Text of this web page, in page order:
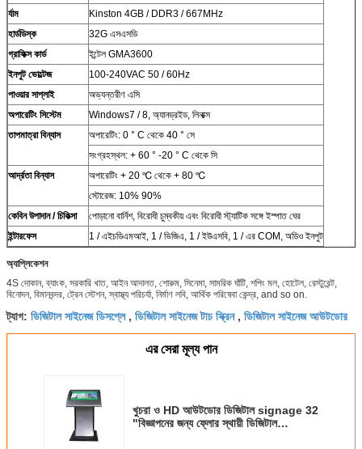
র্যাম
Kinston 4GB / DDR3 / 667MHz
হার্ডডিস্ক
32G এসএসডি
গ্রাফিক্স কার্ড
ইন্টেল GMA3600
ইনপুট ভোল্টেজ
100-240VAC 50 / 60Hz
পাওয়ার সাপ্লাই
অভ্যন্তরীণ এসি
অপারেটিং সিস্টেম
Windows7 / 8, অ্যানড্রইড, লিনাক্স
তাপমাত্রা বিন্যাস
অপারেটিং: 0 ° C থেকে 40 ° সে
সংগ্রহস্থল: + 60 ° -20 ° C থেকে সি
আর্দ্রতা বিন্যাস
অপারেটিং + 20 ℃ থেকে + 80 ℃
স্টোরেজ: 10% 90%
কেবিন উপাদান / চিকিত্সা
পোড়ানো বার্নিশ, বিরোধী চুম্বকীয় এবং বিরোধী স্ট্যাটিক সঙ্গে ইস্পাত ঘের
ইন্টারফেস
1 / এইচডিএমআই, 1 / ভিজিএ, 1 / ইউএসবি, 1 / এর COM, অডিও ইনপুট
অ্যাপ্লিকেশন
4S দোকান, ব্যাংক, সরকারি খাত, আইন আদালত, শোরুম, সিনেমা, সামরিক ঘাঁটি, শপিং মল, হোটেল, রেস্টুরেন্ট,
বিনোদন, বিমানবন্দর, ট্রেন স্টেশন, স্বাস্থ্য পরিচর্যা, নির্মাণ লবি, আর্থিক পরিষেবা কেন্দ্র, and so on.
ট্যাগ: ডিজিটাল সাইনেজ ডিসপ্লে, ডিজিটাল সাইনেজ টাচ স্ক্রিন, ডিজিটাল সাইনেজ আউটডোর
এর সেরা মূল্য পান
খুচরা ও HD আউটডোর ডিজিটাল signage 32
"বিজ্ঞাপনের জন্য ফ্লোর স্থায়ী ডিজিটাল